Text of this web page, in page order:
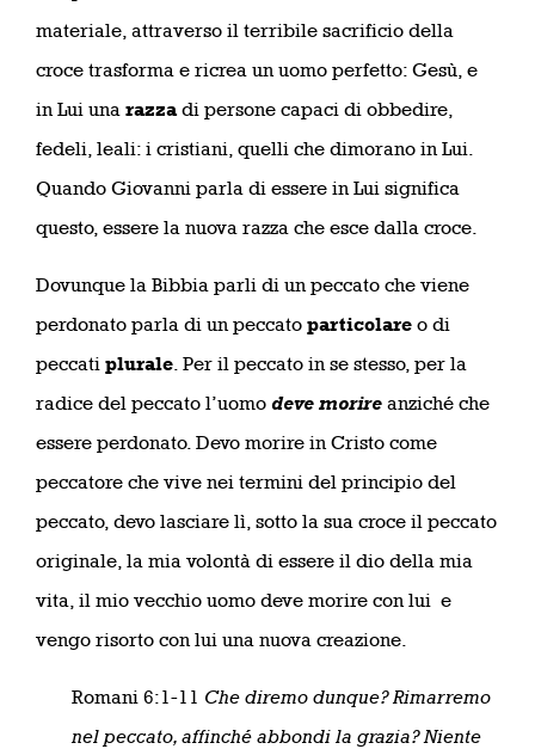
materiale, attraverso il terribile sacrificio della
croce trasforma e ricrea un uomo perfetto: Gesù, e
in Lui una razzadi persone capaci di obbedire,
fedeli, leali: i cristiani, quelli che dimorano in Lui.
Quando Giovanni parla di essere in Lui significa
questo, essere la nuova razza che esce dalla croce.
Dovunque la Bibbia parli di un peccato che viene
perdonato parla di un peccato particolare o di
peccati plurale . Per il peccato in se stesso, per la
radice del peccato l’uomo deve morire anziché che
essere perdonato. Devo morire in Cristo come
peccatore che vive nei termini del principio del
peccato, devo lasciare lì, sotto la sua croce il peccato
originale, la mia volontà di essere il dio della mia
vita, il mio vecchio uomo deve morire con lui e
vengo risorto con lui una nuova creazione.
Romani 6:1-11 Che diremo dunque? Rimarremo
nel peccato, affinché abbondi la grazia? Niente